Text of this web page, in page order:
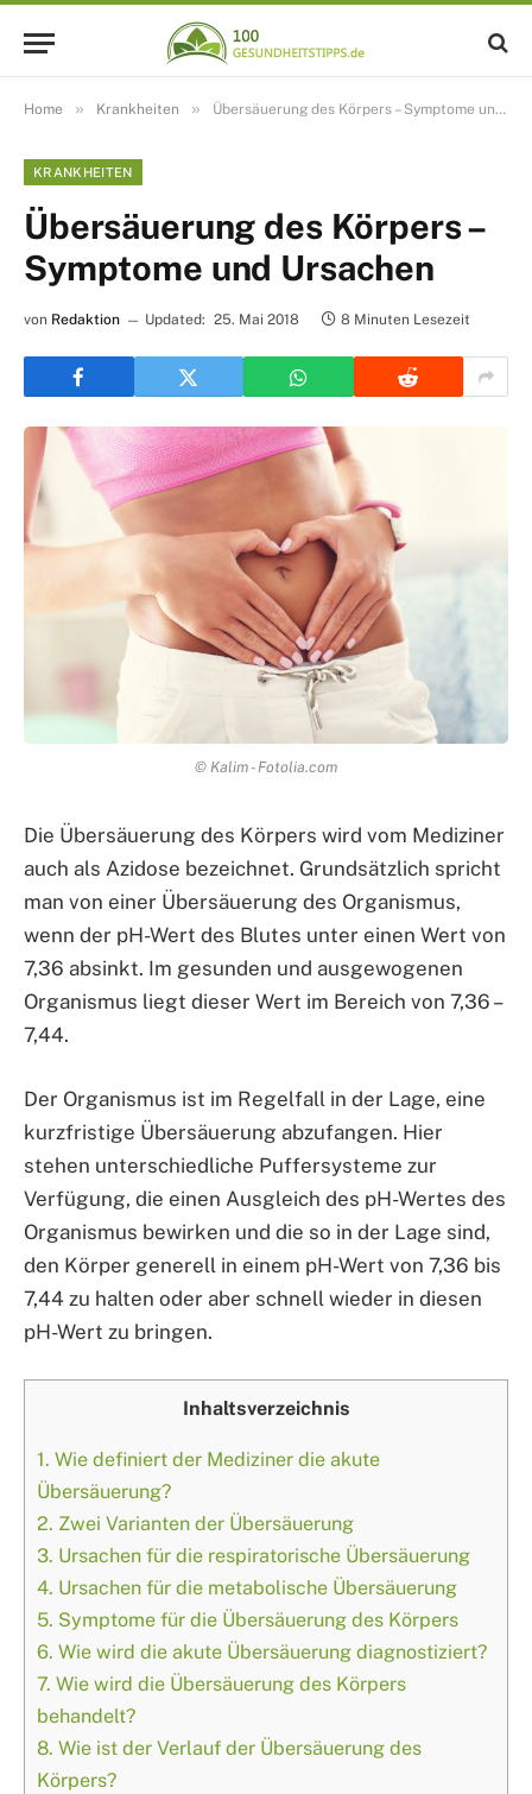
Home » Krankheiten » Übersäuerung des Körpers – Symptome und Ursachen
KRANKHEITEN
Übersäuerung des Körpers –
Symptome und Ursachen
von Redaktion Updated: 25. Mai 2018 8 Minuten Lesezeit
© Kalim - Fotolia.com
Die Übersäuerung des Körpers wird vom Mediziner
auch als Azidose bezeichnet. Grundsätzlich spricht
man von einer Übersäuerung des Organismus,
wenn der pH-Wert des Blutes unter einen Wert von
7,36 absinkt. Im gesunden und ausgewogenen
Organismus liegt dieser Wert im Bereich von 7,36 –
7,44.
Der Organismus ist im Regelfall in der Lage, eine
kurzfristige Übersäuerung abzufangen. Hier
stehen unterschiedliche Puffersysteme zur
Verfügung, die einen Ausgleich des pH-Wertes des
Organismus bewirken und die so in der Lage sind,
den Körper generell in einem pH-Wert von 7,36 bis
7,44 zu halten oder aber schnell wieder in diesen
pH-Wert zu bringen.
Inhaltsverzeichnis
1. Wie definiert der Mediziner die akute
Übersäuerung?
2. Zwei Varianten der Übersäuerung
3. Ursachen für die respiratorische Übersäuerung
4. Ursachen für die metabolische Übersäuerung
5. Symptome für die Übersäuerung des Körpers
6. Wie wird die akute Übersäuerung diagnostiziert?
7. Wie wird die Übersäuerung des Körpers
behandelt?
8. Wie ist der Verlauf der Übersäuerung des
Körpers?